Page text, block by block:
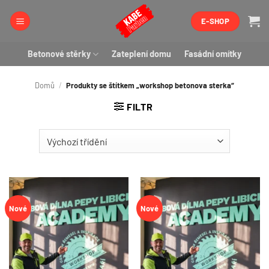
E-SHOP
Betonové stěrky Zateplení domu Fasádní omítky
Domů / Produkty se štítkem „workshop betonova sterka“
FILTR
Nové Nové